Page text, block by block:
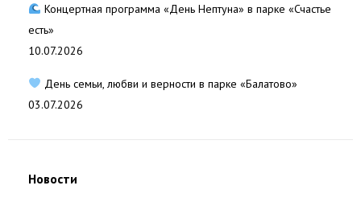
Концертная программа «День Нептуна» в парке «Счастье
есть»
10.07.2026
День семьи, любви и верности в парке «Балатово»
03.07.2026
Новости